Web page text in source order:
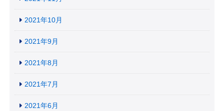
2021年10月
2021年9月
2021年8月
2021年7月
2021年6月